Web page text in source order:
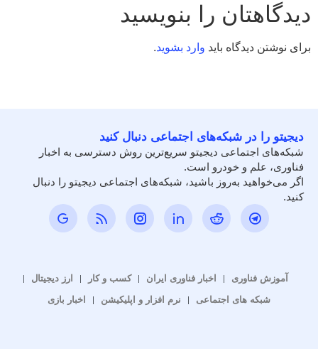
دیدگاهتان را بنویسید
برای نوشتن دیدگاه باید وارد بشوید.
دیجیتو را در شبکه‌های اجتماعی دنبال کنید
شبکه‌های اجتماعی دیجیتو سریع‌ترین روش دسترسی به اخبار
فناوری، علم و خودرو است.
اگر می‌خواهید به‌روز باشید، شبکه‌های اجتماعی دیجیتو را دنبال
کنید.
آموزش فناوری اخبار فناوری ایران کسب و کار
ارز دیجیتال
شبکه های اجتماعی
نرم افزار و اپلیکیشن اخبار بازی